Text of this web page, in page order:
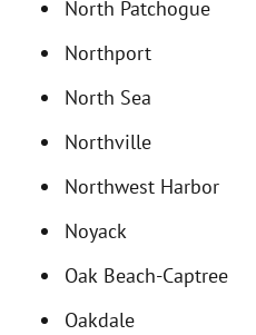
North Patchogue
Northport
North Sea
Northville
Northwest Harbor
Noyack
Oak Beach-Captree
Oakdale